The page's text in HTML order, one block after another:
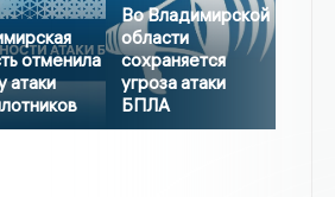
отменила
атаки
Во Владимирской
области
сохраняется
угроза атаки
БПЛА